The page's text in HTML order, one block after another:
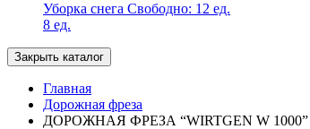
Уборка снега Свободно: 12 ед.
8 ед.
Закрыть каталог
Главная
Дорожная фреза
ДОРОЖНАЯ ФРЕЗА “WIRTGEN W 1000”